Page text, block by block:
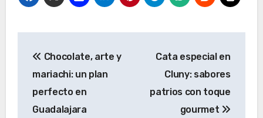
de
entradas
Chocolate, arte y
mariachi: un plan
perfecto en
Guadalajara
Cata especial en
Cluny: sabores
patrios con toque
gourmet